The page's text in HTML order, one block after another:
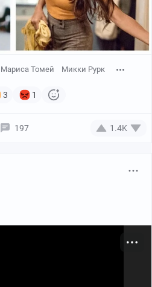
Мариса Томей Микки Рурк
3 1
197 1.4K